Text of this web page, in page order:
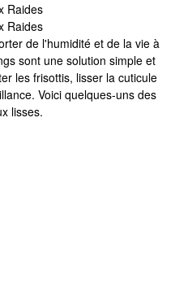
Raides
Raides
Raidesde l'humidité et de la vie à
sont une solution simple et
les frisottis, lisser la cuticule
Voici quelques-uns des
lisses.